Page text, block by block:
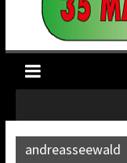
andreasseewald